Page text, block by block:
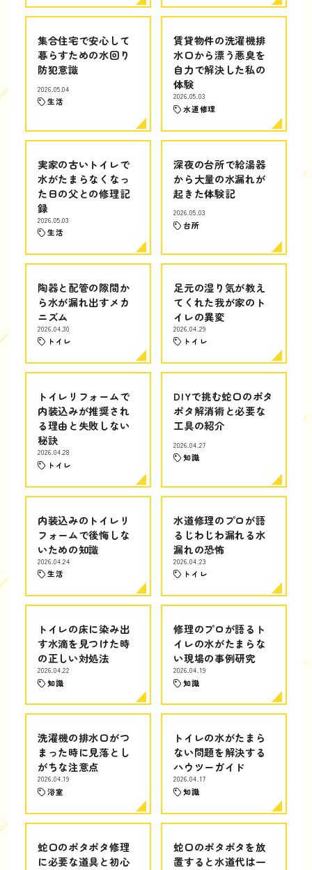
集合住宅で安心して
暮らすための水回り
防犯意識
2026.05.04
生活
賃貸物件の洗濯機排
水口から漂う悪臭を
自力で解決した私の
体験
2026.05.03
水道修理
実家の古いトイレで
水がたまらなくなっ
た日の父との修理記
録
2026.05.03
生活
深夜の台所で給湯器
から大量の水漏れが
起きた体験記
2026.05.03
台所
陶器と配管の隙間か
ら水が漏れ出すメカ
ニズム
2026.04.30
トイレ
足元の湿り気が教え
てくれた我が家のト
イレの異変
2026.04.29
トイレ
トイレリフォームで
内装込みが推奨され
る理由と失敗しない
秘訣
2026.04.28
トイレ
DIYで挑む蛇口のポタ
ポタ解消術と必要な
工具の紹介
2026.04.27
知識
内装込みのトイレリ
フォームで後悔しな
いための知識
2026.04.24
生活
水道修理のプロが語
るじわじわ漏れる水
漏れの恐怖
2026.04.23
トイレ
トイレの床に染み出
す水滴を見つけた時
の正しい対処法
2026.04.22
知識
修理のプロが語るト
イレの水がたまらな
い現場の事例研究
2026.04.19
知識
洗濯機の排水口がつ
まった時に見落とし
がちな注意点
2026.04.19
浴室
トイレの水がたまら
ない問題を解決する
ハウツーガイド
2026.04.17
知識
蛇口のポタポタ修理
に必要な道具と初心
蛇口のポタポタを放
置すると水道代は一